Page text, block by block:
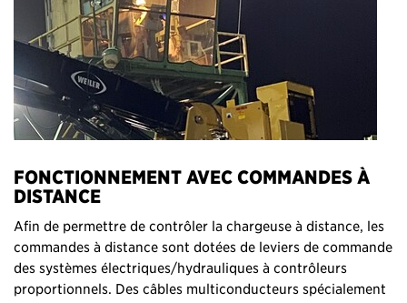
FONCTIONNEMENT AVEC COMMANDES À
DISTANCE
Afin de permettre de contrôler la chargeuse à distance, les
commandes à distance sont dotées de leviers de commande
des systèmes électriques/hydrauliques à contrôleurs
proportionnels. Des câbles multiconducteurs spécialement